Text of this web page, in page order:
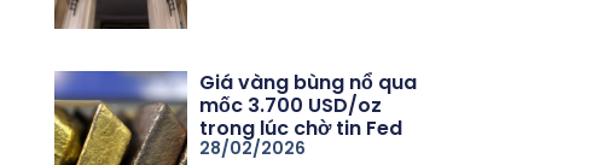
Giá vàng bùng nổ qua
mốc 3.700 USD/oz
trong lúc chờ tin Fed
28/02/2026